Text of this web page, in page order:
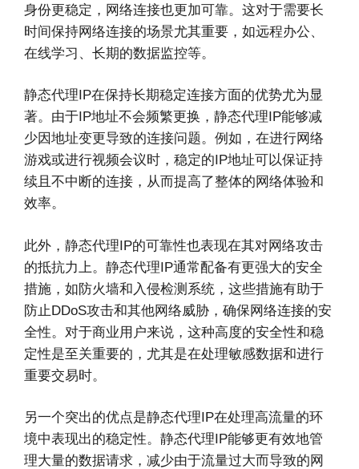
身份更稳定，网络连接也更加可靠。这对于需要长
时间保持网络连接的场景尤其重要，如远程办公、
在线学习、长期的数据监控等。
静态代理IP在保持长期稳定连接方面的优势尤为显
著。由于IP地址不会频繁更换，静态代理IP能够减
少因地址变更导致的连接问题。例如，在进行网络
游戏或进行视频会议时，稳定的IP地址可以保证持
续且不中断的连接，从而提高了整体的网络体验和
效率。
此外，静态代理IP的可靠性也表现在其对网络攻击
的抵抗力上。静态代理IP通常配备有更强大的安全
措施，如防火墙和入侵检测系统，这些措施有助于
防止DDoS攻击和其他网络威胁，确保网络连接的安
全性。对于商业用户来说，这种高度的安全性和稳
定性是至关重要的，尤其是在处理敏感数据和进行
重要交易时。
另一个突出的优点是静态代理IP在处理高流量的环
境中表现出的稳定性。静态代理IP能够更有效地管
理大量的数据请求，减少由于流量过大而导致的网